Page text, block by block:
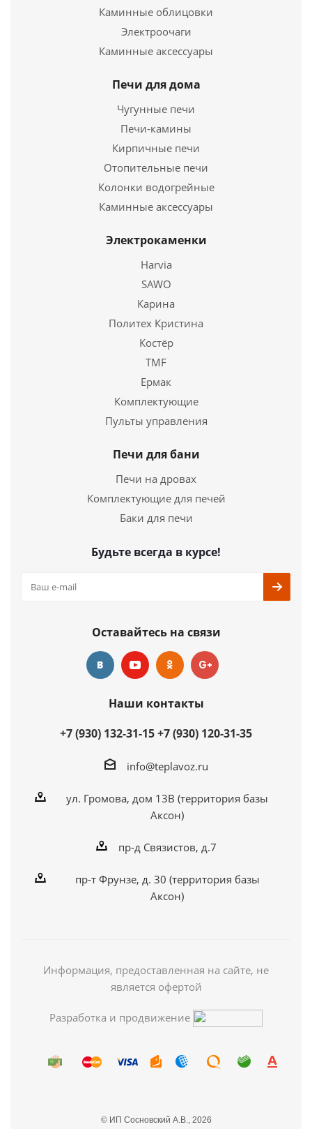
Подробнее
Купить в 1 клик
4 671руб.
Подробнее
Купить в 1 клик
Каминные облицовки
Электроочаги
Каминные аксессуары
Печи для дома
Чугунные печи
Печи-камины
Кирпичные печи
Отопительные печи
Колонки водогрейные
Каминные аксессуары
Электрокаменки
Harvia
SAWO
Карина
Политех Кристина
Костёр
TMF
Ермак
Комплектующие
Пульты управления
Печи для бани
Печи на дровах
Комплектующие для печей
Баки для печи
Будьте всегда в курсе!
Оставайтесь на связи
Наши контакты
+7 (930) 132-31-15+7 (930) 120-31-35
info@teplavoz.ru
ул. Громова, дом 13В (территория базы
Аксон)
пр-д Связистов, д.7
пр-т Фрунзе, д. 30 (территория базы
Аксон)
Информация, предоставленная на сайте, не
является офертой
Разработка и продвижение
© ИП Сосновский А.В., 2026